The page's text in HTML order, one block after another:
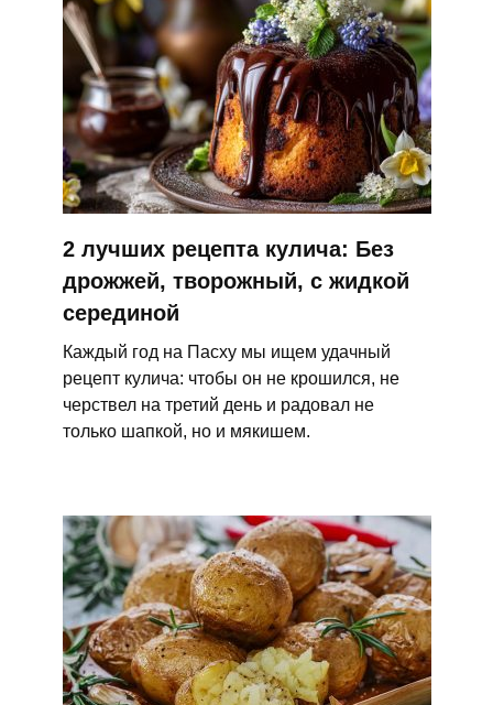
2 лучших рецепта кулича: Без
дрожжей, творожный, с жидкой
серединой
Каждый год на Пасху мы ищем удачный
рецепт кулича: чтобы он не крошился, не
черствел на третий день и радовал не
только шапкой, но и мякишем.